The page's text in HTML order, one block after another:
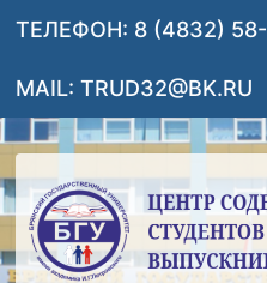
Перейти
содержимому
ТЕЛЕФОН: 8 (4832)
MAIL: TRUD32@BK.RU